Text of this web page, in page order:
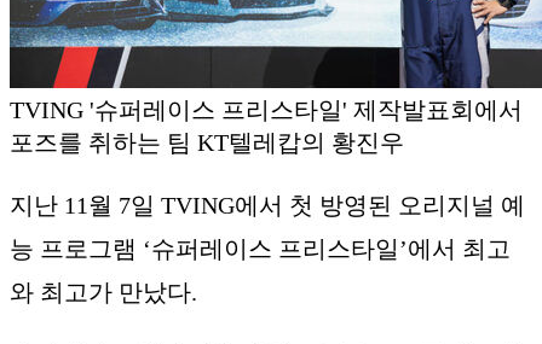
TVING '슈퍼레이스 프리스타일' 제작발표회에서
포즈를 취하는 팀 KT텔레캅의 황진우
지난 11월 7일 TVING에서 첫 방영된 오리지널 예
능 프로그램 ‘슈퍼레이스 프리스타일’에서 최고
와 최고가 만났다.